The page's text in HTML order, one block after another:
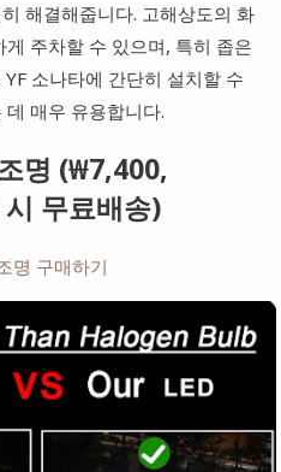
해결해줍니다. 고해상도의 화
주차할 수 있으며, 특히 좁은
소나타에 간단히 설치할 수
매우 유용합니다.
명 (₩7,400,
무료배송)
명 구매하기